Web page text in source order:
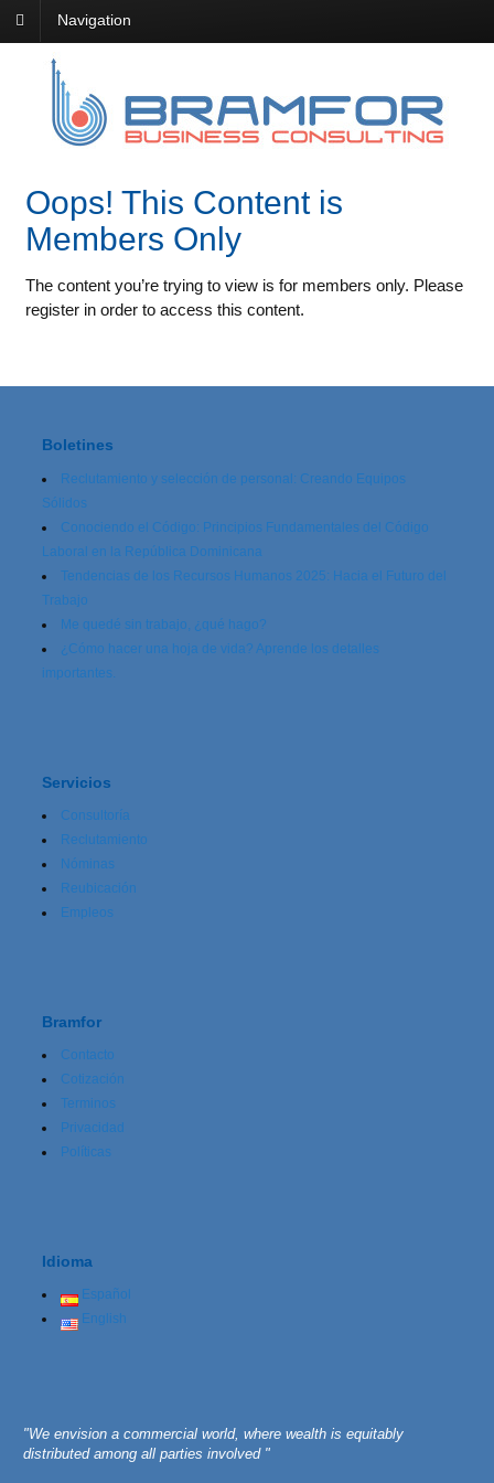
Navigation
Oops! This Content is
Members Only
The content you’re trying to view is for members only. Please
register in order to access this content.
Boletines
Reclutamiento y selección de personal: Creando Equipos
Sólidos
Conociendo el Código: Principios Fundamentales del Código
Laboral en la República Dominicana
Tendencias de los Recursos Humanos 2025: Hacia el Futuro del
Trabajo
Me quedé sin trabajo, ¿qué hago?
¿Cómo hacer una hoja de vida? Aprende los detalles
importantes.
Servicios
Consultoría
Reclutamiento
Nóminas
Reubicación
Empleos
Bramfor
Contacto
Cotización
Terminos
Privacidad
Políticas
Idioma
Español
English
"We envision a commercial world, where wealth is equitably
distributed among all parties involved "